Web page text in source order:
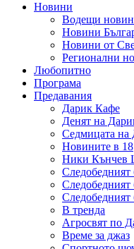
Новини
Водещи
Новини
Новини от
Регионални
Любопитно
Програма
Предавания
Дарик Кафе
Денят на
Седмицата на
Новините в 18
Ники Кънчев
Следобедният
Следобедният
В тренда
Агросвят по
Време за джаз